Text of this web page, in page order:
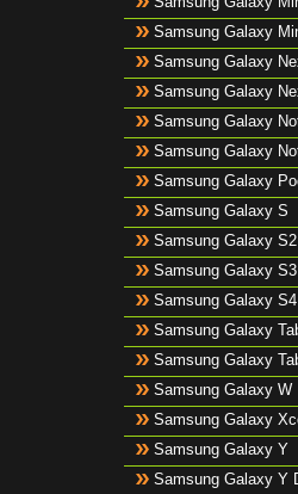
Samsung Galaxy
Samsung Galaxy
Samsung Galaxy
Samsung Galaxy
Samsung Galaxy
Samsung Galaxy
Samsung Galaxy S
Samsung Galaxy S2
Samsung Galaxy S3
Samsung Galaxy S4
Samsung Galaxy
Samsung Galaxy
Samsung Galaxy W
Samsung Galaxy
Samsung Galaxy Y
Samsung Galaxy Y